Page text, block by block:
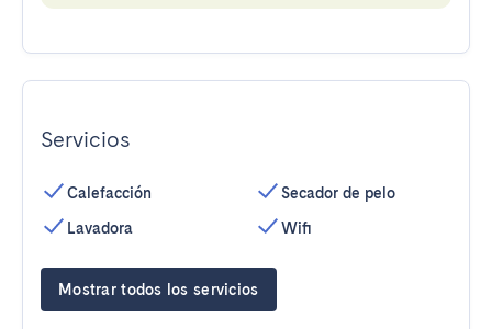
Servicios
Calefacción
Lavadora
Secador de pelo
Wifi
Mostrar todos los servicios